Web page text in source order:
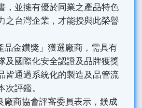
，並擁有優於同業之產品特色
之台灣企業，才能授與此榮譽
品金鑽獎」獲選廠商，需具有
及國際化安全認證及品牌獲獎
皆通過系統化的製造及品管流
評鑑。
廠商協會評審委員表示，鎂成